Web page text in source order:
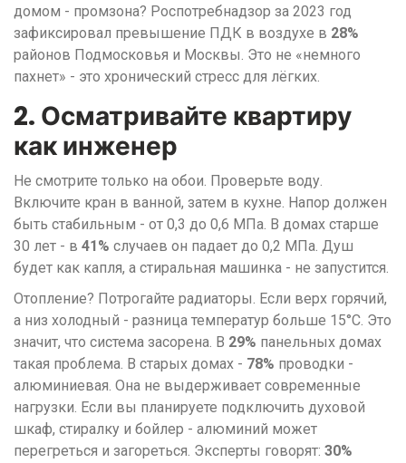
домом - промзона? Роспотребнадзор за 2023 год
зафиксировал превышение ПДК в воздухе в 28%
районов Подмосковья и Москвы. Это не «немного
пахнет» - это хронический стресс для лёгких.
2. Осматривайте квартиру
как инженер
Не смотрите только на обои. Проверьте воду.
Включите кран в ванной, затем в кухне. Напор должен
быть стабильным - от 0,3 до 0,6 МПа. В домах старше
30 лет - в 41% случаев он падает до 0,2 МПа. Душ
будет как капля, а стиральная машинка - не запустится.
Отопление? Потрогайте радиаторы. Если верх горячий,
а низ холодный - разница температур больше 15°C. Это
значит, что система засорена. В 29% панельных домах
такая проблема. В старых домах - 78% проводки -
алюминиевая. Она не выдерживает современные
нагрузки. Если вы планируете подключить духовой
шкаф, стиралку и бойлер - алюминий может
перегреться и загореться. Эксперты говорят: 30%